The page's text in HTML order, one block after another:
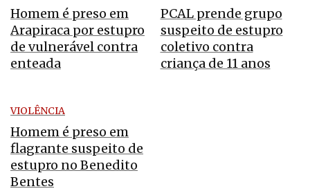
Homem é preso em
Arapiraca por estupro
de vulnerável contra
enteada
PCAL prende grupo
suspeito de estupro
coletivo contra
criança de 11 anos
VIOLÊNCIA
Homem é preso em
flagrante suspeito de
estupro no Benedito
Bentes